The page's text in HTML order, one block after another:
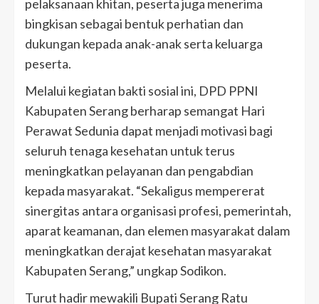
pelaksanaan khitan, peserta juga menerima
bingkisan sebagai bentuk perhatian dan
dukungan kepada anak-anak serta keluarga
peserta.
Melalui kegiatan bakti sosial ini, DPD PPNI
Kabupaten Serang berharap semangat Hari
Perawat Sedunia dapat menjadi motivasi bagi
seluruh tenaga kesehatan untuk terus
meningkatkan pelayanan dan pengabdian
kepada masyarakat. “Sekaligus mempererat
sinergitas antara organisasi profesi, pemerintah,
aparat keamanan, dan elemen masyarakat dalam
meningkatkan derajat kesehatan masyarakat
Kabupaten Serang,” ungkap Sodikon.
Turut hadir mewakili Bupati Serang Ratu